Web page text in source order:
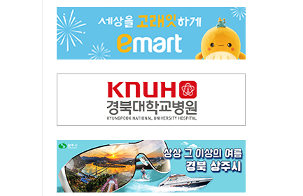
'솔리다임 IPO 추진설' SK하이닉스, 주가 9% 급락
경찰, 홍명보 선임 의혹 수사…대한축구협회 전격 압수수색
"김용민, 흑백논리로 세상 보는 듯" 검찰 내부서 지탄